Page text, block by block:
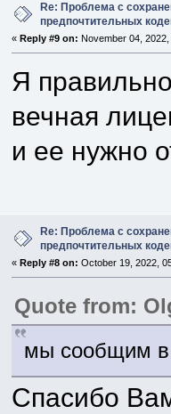
Re: Проблема с
предпочтительных
« Reply #9 on: November 04,
Я
вечная
и ее нужно
Re: Проблема с
предпочтительных
« Reply #8 on: October 19, 2022,
Quote from:
мы сообщим в
Спасибо